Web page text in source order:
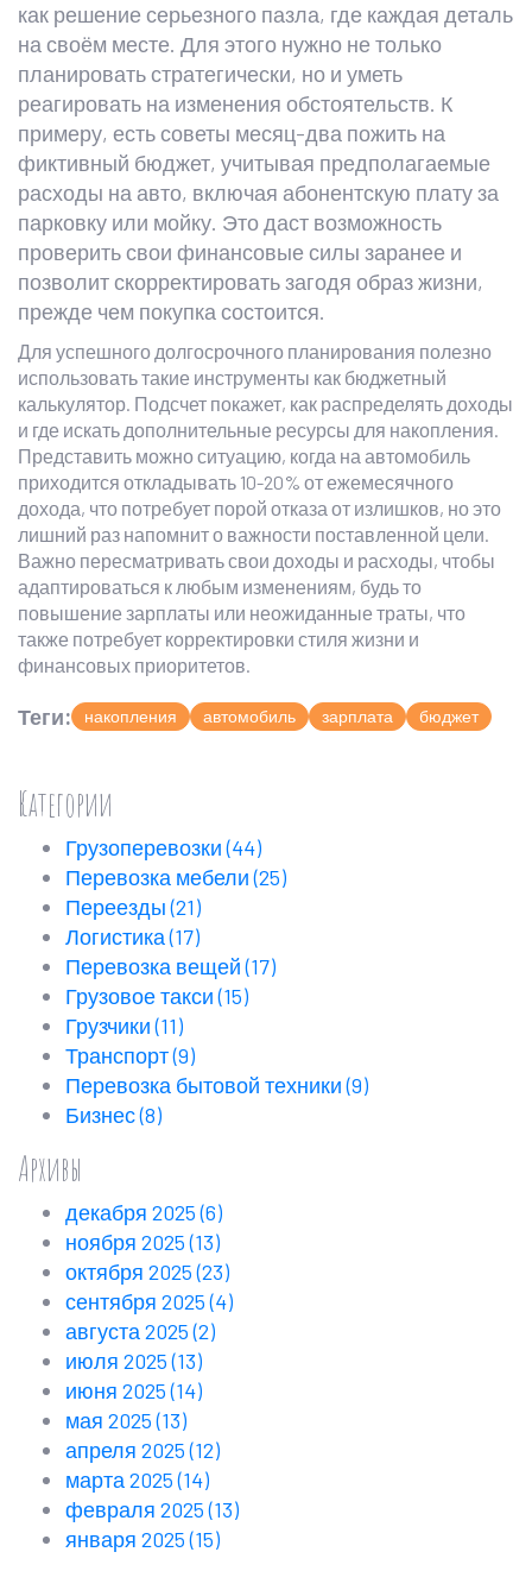
как решение серьезного пазла, где каждая деталь
на своём месте. Для этого нужно не только
планировать стратегически, но и уметь
реагировать на изменения обстоятельств. К
примеру, есть советы месяц-два пожить на
фиктивный бюджет, учитывая предполагаемые
расходы на авто, включая абонентскую плату за
парковку или мойку. Это даст возможность
проверить свои финансовые силы заранее и
позволит скорректировать загодя образ жизни,
прежде чем покупка состоится.
Для успешного долгосрочного планирования полезно
использовать такие инструменты как бюджетный
калькулятор. Подсчет покажет, как распределять доходы
и где искать дополнительные ресурсы для накопления.
Представить можно ситуацию, когда на автомобиль
приходится откладывать 10-20% от ежемесячного
дохода, что потребует порой отказа от излишков, но это
лишний раз напомнит о важности поставленной цели.
Важно пересматривать свои доходы и расходы, чтобы
адаптироваться к любым изменениям, будь то
повышение зарплаты или неожиданные траты, что
также потребует корректировки стиля жизни и
финансовых приоритетов.
Теги: накопления автомобиль зарплата бюджет
Категории
Грузоперевозки(44)
Перевозка мебели(25)
Переезды(21)
Логистика(17)
Перевозка вещей(17)
Грузовое такси(15)
Грузчики(11)
Транспорт(9)
Перевозка бытовой техники(9)
Бизнес(8)
Архивы
декабря 2025(6)
ноября 2025(13)
октября 2025(23)
сентября 2025(4)
августа 2025(2)
июля 2025(13)
июня 2025(14)
мая 2025(13)
апреля 2025(12)
марта 2025(14)
февраля 2025(13)
января 2025(15)